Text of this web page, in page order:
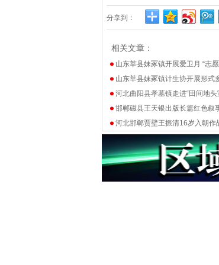
分享到：
相关文章：
山东莘县妹冢镇开展爱卫月 “志
山东莘县妹冢镇计生协开展形式
河北曲阳县孝墓镇走进“田间地头
邯郸磁县王天银出版长篇红色叙
河北邯郸贾壁王振清16岁入朝作